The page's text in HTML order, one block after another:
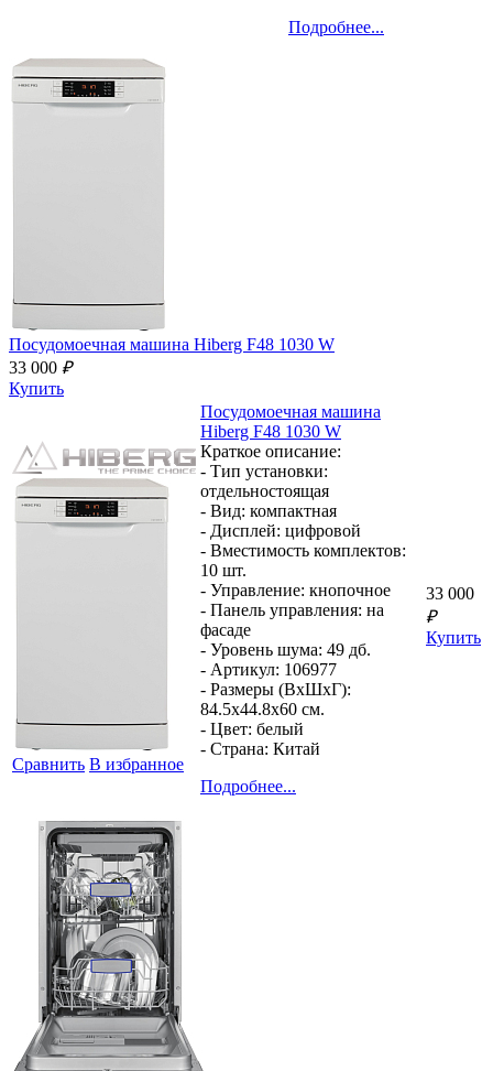
Подробнее...
Посудомоечная машина Hiberg F48 1030 W
33 000 ₽
Купить
Сравнить В избранное
Посудомоечная машина
Hiberg F48 1030 W
Краткое описание:
- Тип установки:
отдельностоящая
- Вид: компактная
- Дисплей: цифровой
- Вместимость комплектов:
10 шт.
- Управление: кнопочное
- Панель управления: на
фасаде
- Уровень шума: 49 дб.
- Артикул: 106977
- Размеры (ВхШхГ):
84.5x44.8x60 см.
- Цвет: белый
- Страна: Китай
Подробнее...
33 000
₽
Купить